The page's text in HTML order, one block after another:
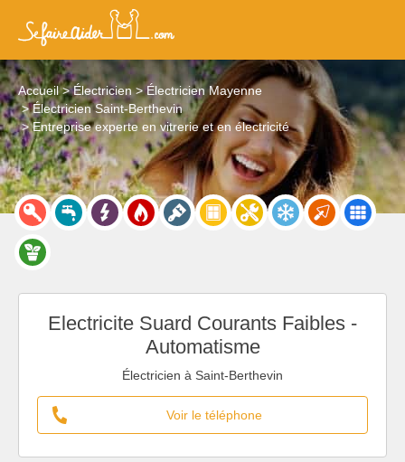
Accueil Électricien
Électricien Mayenne
Électricien Saint-Berthevin
Entreprise experte en vitrerie et en électricité
Electricite Suard Courants Faibles -
Automatisme
Électricien à Saint-Berthevin
Voir le téléphone